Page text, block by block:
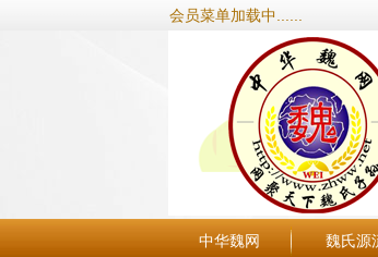
会员菜单加载中......
中华魏网 魏氏源